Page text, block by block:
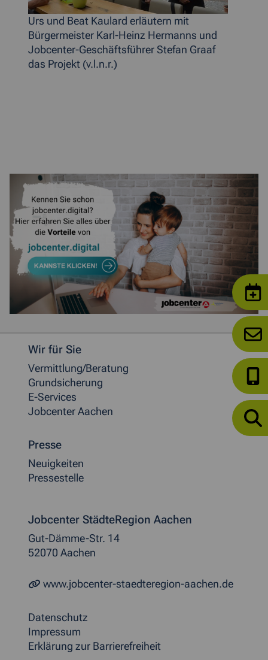
Urs und Beat Kaulard erläutern mit
Bürgermeister Karl-Heinz Hermanns und
Jobcenter-Geschäftsführer Stefan Graaf
das Projekt (v.l.n.r.)
Weitere allgemeine Informationen
Wir für Sie
Vermittlung/Beratung
Grundsicherung
E-Services
Jobcenter Aachen
Presse
Neuigkeiten
Pressestelle
Jobcenter StädteRegion Aachen
Gut-Dämme-Str. 14
52070 Aachen
www.jobcenter-staedteregion-aachen.de
Datenschutz
Impressum
Erklärung zur Barrierefreiheit